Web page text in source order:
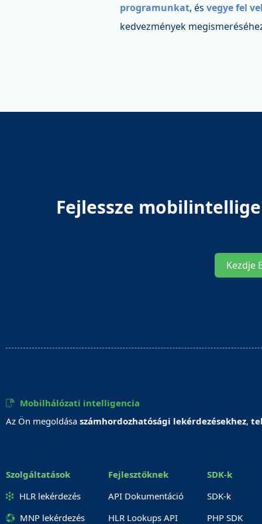
programunkat, és vegye fel
kedvezmények
Fejlessze
Kezdje
Mobilhálózati intelligencia
Az Ön megoldása számhordozhatósági lekérdezésekhez,
Szolgáltatások
HLR lekérdezés
MNP lekérdezés
Fejlesztőknek
API Dokumentáció
HLR Lookups API
SDK-k
SDK-k
PHP SDK